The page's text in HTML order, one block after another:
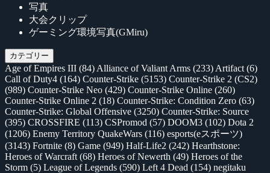
写真
大会クリップ
ゲーミング環境写真(GMiru)
カテゴリー
Age of Empires III (84) Alliance of Valiant Arms (233) Artifact (6)
Call of Duty4 (164) Counter-Strike (5153) Counter-Strike 2 (CS2)
(989) Counter-Strike Neo (429) Counter-Strike Online (260)
Counter-Strike Online 2 (18) Counter-Strike: Condition Zero (63)
Counter-Strike: Global Offensive (3250) Counter-Strike: Source
(395) CROSSFIRE (113) CSPromod (57) DOOM3 (102) Dota 2
(1206) Enemy Territory QuakeWars (116) esports(eスポーツ)
(3143) Fortnite (8) Game (949) Half-Life2 (242) Hearthstone:
Heroes of Warcraft (68) Heroes of Newerth (49) Heroes of the
Storm (5) League of Legends (590) Left 4 Dead (154) negitaku